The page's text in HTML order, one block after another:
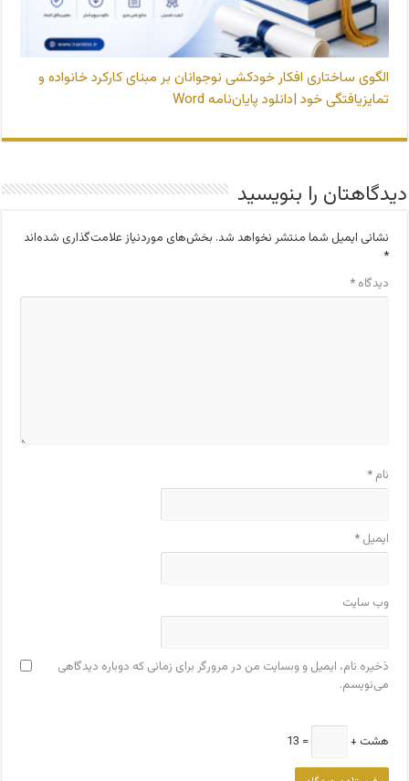
الگوی ساختاری افکار خودکشی نوجوانان بر مبنای کارکرد خانواده و
تمایزیافتگی خود |دانلود پایان‌نامه Word
دیدگاهتان را بنویسید
نشانی ایمیل شما منتشر نخواهد شد. بخش‌های موردنیاز علامت‌گذاری شده‌اند
*
دیدگاه*
نام*
ایمیل*
وب‌ سایت
ذخیره نام، ایمیل و وبسایت من در مرورگر برای زمانی که دوباره دیدگاهی
می‌نویسم.
هشت + = 13